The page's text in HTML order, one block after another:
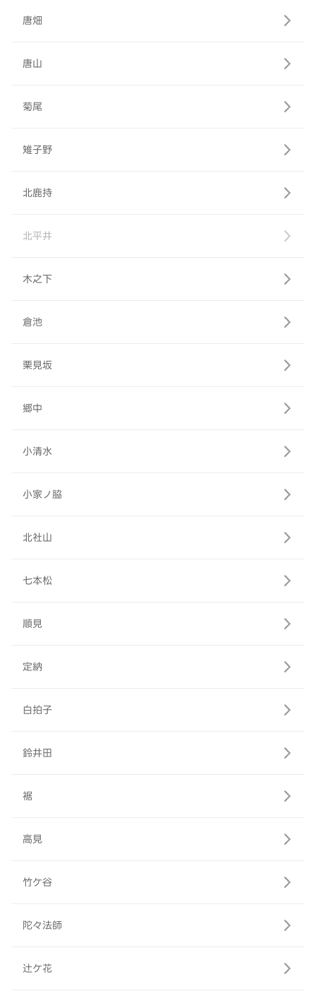
唐畑
唐山
菊尾
雉子野
北鹿持
北平井
木之下
倉池
栗見坂
郷中
小清水
小家ノ脇
北社山
七本松
順見
定納
白拍子
鈴井田
裾
高見
竹ケ谷
陀々法師
辻ケ花